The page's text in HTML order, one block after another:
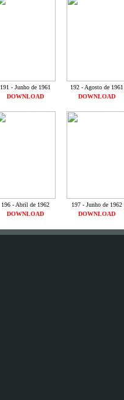
191 - Junho de 1961
192 - Agosto de 1961
DOWNLOAD
DOWNLOAD
196 - Abril de 1962
197 - Junho de 1962
DOWNLOAD
DOWNLOAD